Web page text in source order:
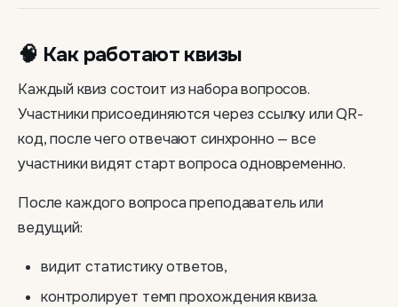
🧠 Как работают квизы
Каждый квиз состоит из набора вопросов.
Участники присоединяются через ссылку или QR-
код, после чего отвечают синхронно — все
участники видят старт вопроса одновременно.
После каждого вопроса преподаватель или
ведущий:
видит статистику ответов,
контролирует темп прохождения квиза.